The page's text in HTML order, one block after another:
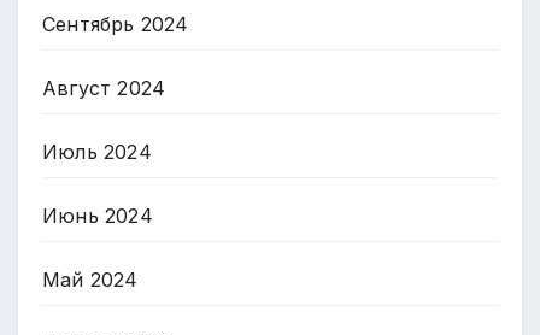
Сентябрь 2024
Август 2024
Июль 2024
Июнь 2024
Май 2024